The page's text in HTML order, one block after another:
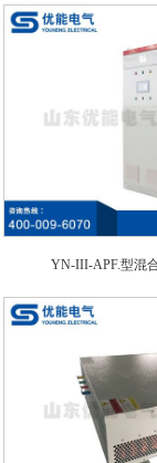
YN-III-APF.型混